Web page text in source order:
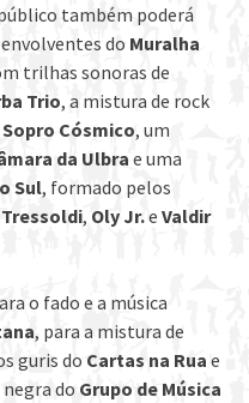
também poderá
do Muralha
trilhas sonoras de
Trio, a mistura de rock
Sopro Cósmico, um
da Ulbrae uma
Sul, formado pelos
, Oly Jr.e Valdir
o fado e a música
, para a mistura de
guris do Cartas na Rua e
do Grupo de Música